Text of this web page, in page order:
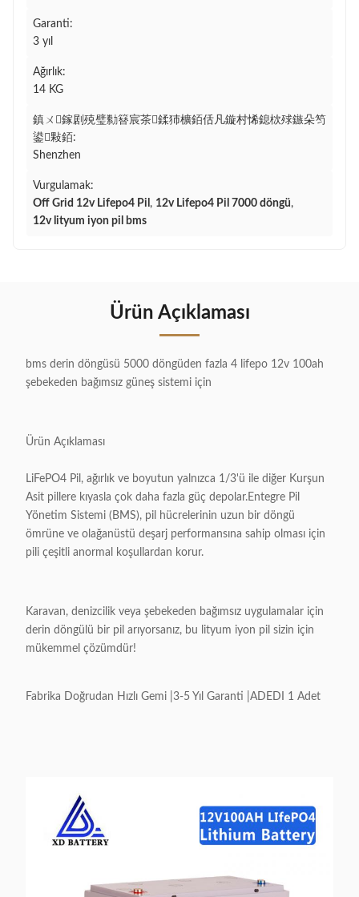
Garanti:
3 yıl
Ağırlık:
14 KG
鎮ㄨ鎵剧殑璧勬簮宸茶鍒犻櫎銆佸凡鏇村悕鎴栨殏鏃朵笉
鍙敤銆:
Shenzhen
Vurgulamak:
Off Grid 12v Lifepo4 Pil , 12v Lifepo4 Pil 7000 döngü,
12v lityum iyon pil bms
Ürün Açıklaması
bms derin döngüsü 5000 döngüden fazla 4 lifepo 12v 100ah
şebekeden bağımsız güneş sistemi için
Ürün Açıklaması
LiFePO4 Pil, ağırlık ve boyutun yalnızca 1/3'ü ile diğer Kurşun
Asit pillere kıyasla çok daha fazla güç depolar.Entegre Pil
Yönetim Sistemi (BMS), pil hücrelerinin uzun bir döngü
ömrüne ve olağanüstü deşarj performansına sahip olması için
pili çeşitli anormal koşullardan korur.
Karavan, denizcilik veya şebekeden bağımsız uygulamalar için
derin döngülü bir pil arıyorsanız, bu lityum iyon pil sizin için
mükemmel çözümdür!
Fabrika Doğrudan Hızlı Gemi |3-5 Yıl Garanti |ADEDI 1 Adet